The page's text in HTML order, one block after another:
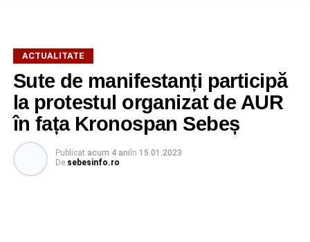
ACTUALITATE
Sute de manifestanți participă
la protestul organizat de AUR
în fața Kronospan Sebeș
Publicat acum 4 aniîn 15.01.2023
De sebesinfo.ro